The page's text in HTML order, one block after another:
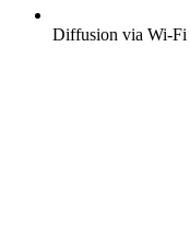
Diffusion via Wi-Fi